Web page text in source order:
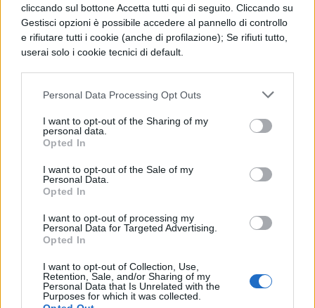
cliccando sul bottone Accetta tutti qui di seguito. Cliccando su
Gestisci opzioni è possibile accedere al pannello di controllo
e rifiutare tutti i cookie (anche di profilazione); Se rifiuti tutto,
userai solo i cookie tecnici di default.
Personal Data Processing Opt Outs
I want to opt-out of the Sharing of my
personal data.
Opted In
I want to opt-out of the Sale of my
Personal Data.
Opted In
I want to opt-out of processing my
Personal Data for Targeted Advertising.
Opted In
I want to opt-out of Collection, Use,
Retention, Sale, and/or Sharing of my
Personal Data that Is Unrelated with the
Purposes for which it was collected.
come consulenti nelle PMI, le opportunità
non mancano.
nell’ottimizzazione delle risorse umane, nelle
strutture per le relazioni pubbliche e nella
progettazione di piani di comunicazione
integrata. Questi professionisti sono
essenziali in enti pubblici, non-profit e
imprese, portando il loro know-how di
comunicazione strategica a nuovi livelli.
Quanto al livello nazionale, le lauree